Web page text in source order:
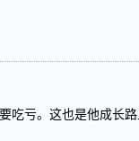
吃亏。这也是他成长